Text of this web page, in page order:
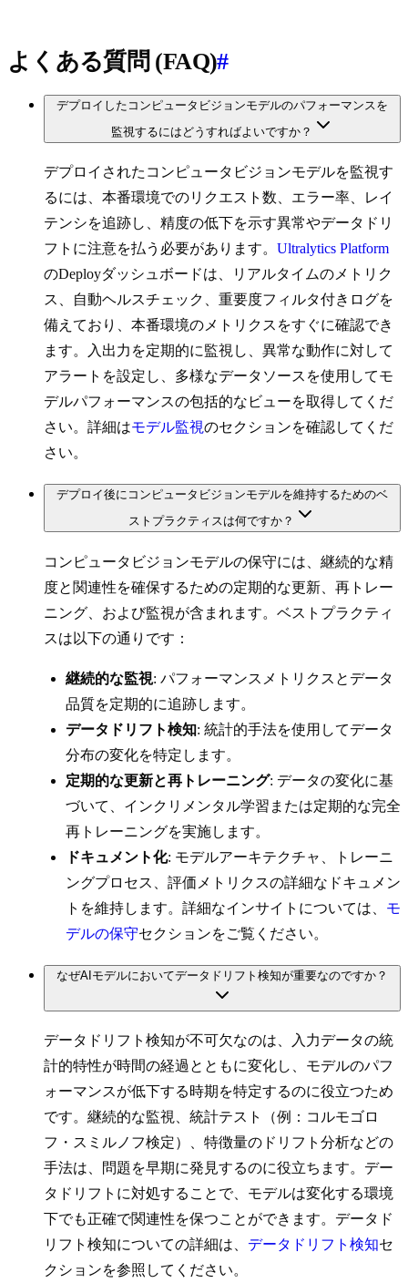
よくある質問 (FAQ)#
デプロイしたコンピュータビジョンモデルのパフォーマンスを
監視するにはどうすればよいですか？
デプロイされたコンピュータビジョンモデルを監視す
るには、本番環境でのリクエスト数、エラー率、レイ
テンシを追跡し、精度の低下を示す異常やデータドリ
フトに注意を払う必要があります。 Ultralytics Platform
のDeployダッシュボードは、リアルタイムのメトリク
ス、自動ヘルスチェック、重要度フィルタ付きログを
備えており、本番環境のメトリクスをすぐに確認でき
ます。入出力を定期的に監視し、異常な動作に対して
アラートを設定し、多様なデータソースを使用してモ
デルパフォーマンスの包括的なビューを取得してくだ
さい。詳細はモデル監視のセクションを確認してくだ
さい。
デプロイ後にコンピュータビジョンモデルを維持するためのベ
ストプラクティスは何ですか？
コンピュータビジョンモデルの保守には、継続的な精
度と関連性を確保するための定期的な更新、再トレー
ニング、および監視が含まれます。ベストプラクティ
スは以下の通りです：
継続的な監視: パフォーマンスメトリクスとデータ
品質を定期的に追跡します。
データドリフト検知: 統計的手法を使用してデータ
分布の変化を特定します。
定期的な更新と再トレーニング: データの変化に基
づいて、インクリメンタル学習または定期的な完全
再トレーニングを実施します。
ドキュメント化: モデルアーキテクチャ、トレーニ
ングプロセス、評価メトリクスの詳細なドキュメン
トを維持します。詳細なインサイトについては、 モ
デルの保守セクションをご覧ください。
なぜAIモデルにおいてデータドリフト検知が重要なのですか？
データドリフト検知が不可欠なのは、入力データの統
計的特性が時間の経過とともに変化し、モデルのパフ
ォーマンスが低下する時期を特定するのに役立つため
です。継続的な監視、統計テスト（例：コルモゴロ
フ・スミルノフ検定）、特徴量のドリフト分析などの
手法は、問題を早期に発見するのに役立ちます。デー
タドリフトに対処することで、モデルは変化する環境
下でも正確で関連性を保つことができます。データド
リフト検知についての詳細は、 データドリフト検知セ
クションを参照してください。